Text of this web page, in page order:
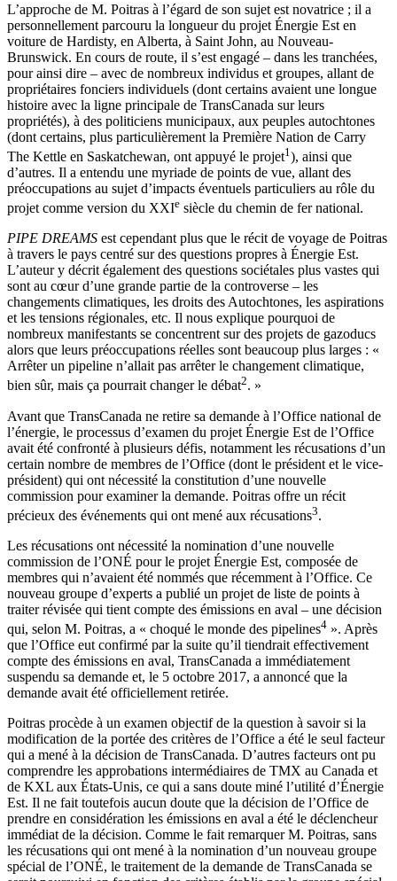
L’approche de M. Poitras à l’égard de son sujet est novatrice ; il a
personnellement parcouru la longueur du projet Énergie Est en
voiture de Hardisty, en Alberta, à Saint John, au Nouveau-
Brunswick. En cours de route, il s’est engagé – dans les tranchées,
pour ainsi dire – avec de nombreux individus et groupes, allant de
propriétaires fonciers individuels (dont certains avaient une longue
histoire avec la ligne principale de TransCanada sur leurs
propriétés), à des politiciens municipaux, aux peuples autochtones
(dont certains, plus particulièrement la Première Nation de Carry
The Kettle en Saskatchewan, ont appuyé le projet1 ), ainsi que
d’autres. Il a entendu une myriade de points de vue, allant des
préoccupations au sujet d’impacts éventuels particuliers au rôle du
projet comme version du XXIe siècle du chemin de fer national.
PIPE DREAMS est cependant plus que le récit de voyage de Poitras
à travers le pays centré sur des questions propres à Énergie Est.
L’auteur y décrit également des questions sociétales plus vastes qui
sont au cœur d’une grande partie de la controverse – les
changements climatiques, les droits des Autochtones, les aspirations
et les tensions régionales, etc. Il nous explique pourquoi de
nombreux manifestants se concentrent sur des projets de gazoducs
alors que leurs préoccupations réelles sont beaucoup plus larges : «
Arrêter un pipeline n’allait pas arrêter le changement climatique,
bien sûr, mais ça pourrait changer le débat2. »
Avant que TransCanada ne retire sa demande à l’Office national de
l’énergie, le processus d’examen du projet Énergie Est de l’Office
avait été confronté à plusieurs défis, notamment les récusations d’un
certain nombre de membres de l’Office (dont le président et le vice-
président) qui ont nécessité la constitution d’une nouvelle
commission pour examiner la demande. Poitras offre un récit
précieux des événements qui ont mené aux récusations3.
Les récusations ont nécessité la nomination d’une nouvelle
commission de l’ONÉ pour le projet Énergie Est, composée de
membres qui n’avaient été nommés que récemment à l’Office. Ce
nouveau groupe d’experts a publié un projet de liste de points à
traiter révisée qui tient compte des émissions en aval – une décision
qui, selon M. Poitras, a « choqué le monde des pipelines4 ». Après
que l’Office eut confirmé par la suite qu’il tiendrait effectivement
compte des émissions en aval, TransCanada a immédiatement
suspendu sa demande et, le 5 octobre 2017, a annoncé que la
demande avait été officiellement retirée.
Poitras procède à un examen objectif de la question à savoir si la
modification de la portée des critères de l’Office a été le seul facteur
qui a mené à la décision de TransCanada. D’autres facteurs ont pu
comprendre les approbations intermédiaires de TMX au Canada et
de KXL aux États-Unis, ce qui a sans doute miné l’utilité d’Énergie
Est. Il ne fait toutefois aucun doute que la décision de l’Office de
prendre en considération les émissions en aval a été le déclencheur
immédiat de la décision. Comme le fait remarquer M. Poitras, sans
les récusations qui ont mené à la nomination d’un nouveau groupe
spécial de l’ONÉ, le traitement de la demande de TransCanada se